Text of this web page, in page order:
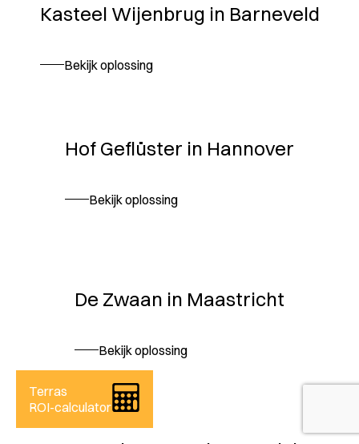
Terras
ROI-calculator
Kasteel Wijenbrug in Barneveld
Bekijk oplossing
Hof Geflüster in Hannover
Bekijk oplossing
De Zwaan in Maastricht
Bekijk oplossing